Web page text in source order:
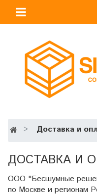
Доставка и
ДОСТАВКА И
ООО "Бесшумные
по Москве и регионам